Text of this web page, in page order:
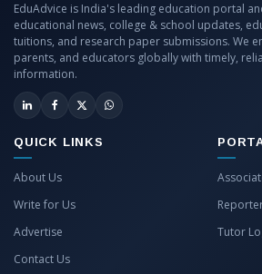
EduAdvice is India's leading education portal
educational news, college & school updates,
tuitions, and research paper submissions. We
parents, and educators globally with timely,
information.
QUICK LINKS
About Us
Write for Us
Advertise
Contact Us
Tutor